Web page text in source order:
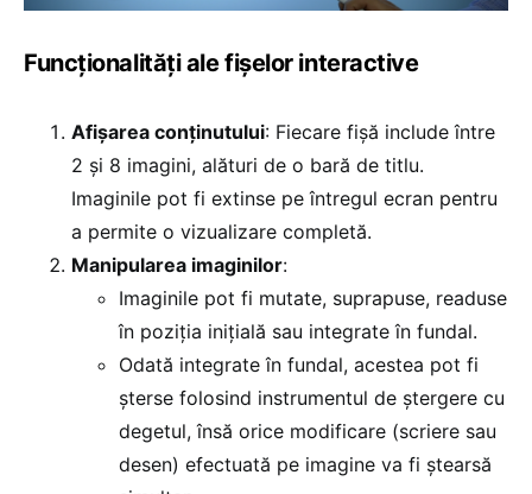
Funcționalități ale fișelor interactive
Afișarea conținutului: Fiecare fișă include între
2 și 8 imagini, alături de o bară de titlu.
Imaginile pot fi extinse pe întregul ecran pentru
a permite o vizualizare completă.
Manipularea imaginilor:
Imaginile pot fi mutate, suprapuse, readuse
în poziția inițială sau integrate în fundal.
Odată integrate în fundal, acestea pot fi
șterse folosind instrumentul de ștergere cu
degetul, însă orice modificare (scriere sau
desen) efectuată pe imagine va fi ștearsă